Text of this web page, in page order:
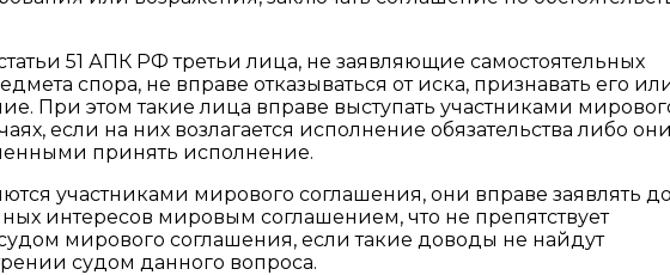
51 АПК РФ третьи лица, не заявляющие самостоятельных
спора, не вправе отказываться от иска, признавать его
При этом такие лица вправе выступать участниками
если на них возлагается исполнение обязательства либо они
принять исполнение.
участниками мирового соглашения, они вправе заявлять
интересов мировым соглашением, что не препятствует
мирового соглашения, если такие доводы не найдут
судом данного вопроса.